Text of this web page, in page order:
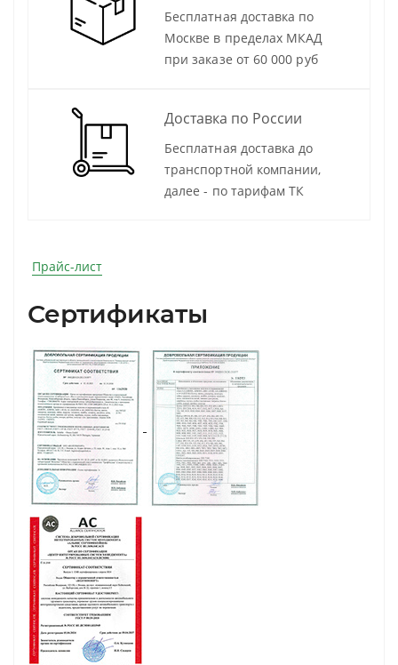
Бесплатная доставка по
Москве в пределах МКАД
при заказе от 60 000 руб
Доставка по России
Бесплатная доставка до
транспортной компании,
далее - по тарифам ТК
Прайс-лист
Сертификаты